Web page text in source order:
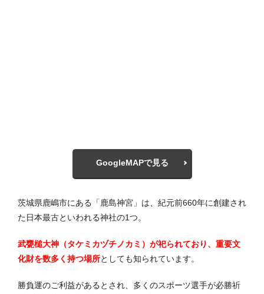
GoogleMAPで見る
茨城県鹿嶋市にある「鹿島神宮」は、紀元前660年に創建され
た日本最古といわれる神社の1つ。
武甕槌大神（タケミカヅチノカミ）が祀られており、重要文
化財を数多く持つ場所としても知られています。
勝負運のご利益があるとされ、多くのスポーツ選手が必勝祈